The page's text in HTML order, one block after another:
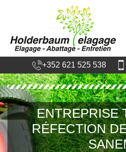
+352 621 525 538
ENTREPRISE
RÉFECTION